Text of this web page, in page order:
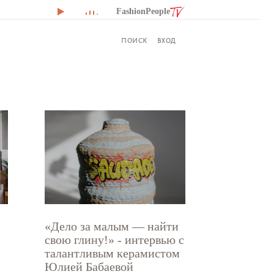
FashionPeople
ПОИСК ВХОД
«Дело за малым — найти
свою глину!» - интервью с
талантливым керамистом
Юлией Бабаевой